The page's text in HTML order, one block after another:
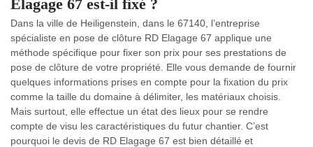
Elagage 67 est-il fixé ?
Dans la ville de Heiligenstein, dans le 67140, l’entreprise
spécialiste en pose de clôture RD Elagage 67 applique une
méthode spécifique pour fixer son prix pour ses prestations de
pose de clôture de votre propriété. Elle vous demande de fournir
quelques informations prises en compte pour la fixation du prix
comme la taille du domaine à délimiter, les matériaux choisis.
Mais surtout, elle effectue un état des lieux pour se rendre
compte de visu les caractéristiques du futur chantier. C’est
pourquoi le devis de RD Elagage 67 est bien détaillé et